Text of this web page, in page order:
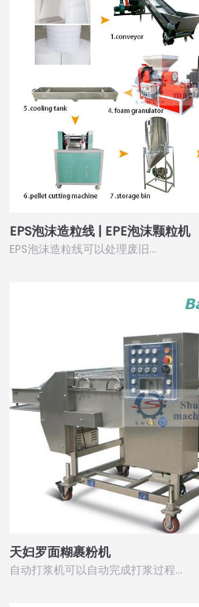
EPS泡沫造粒线 | EPE泡沫颗粒机
EPS泡沫造粒线可以处理废旧…
天妇罗面糊裹粉机
自动打浆机可以自动完成打浆过程…